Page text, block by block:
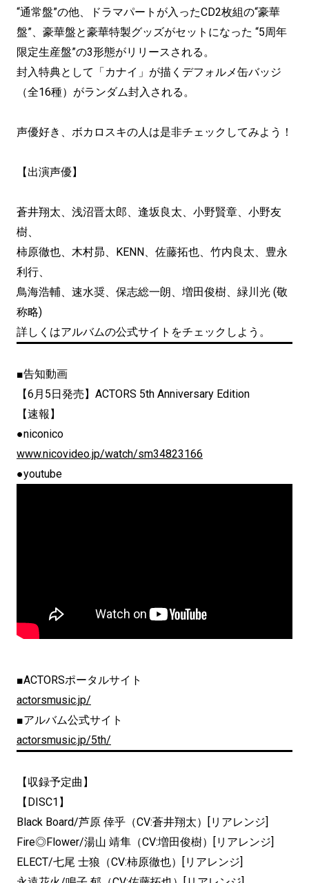
“通常盤”の他、ドラマパートが入ったCD2枚組の“豪華
盤”、豪華盤と豪華特製グッズがセットになった “5周年
限定生産盤”の3形態がリリースされる。
封入特典として「カナイ」が描くデフォルメ缶バッジ
（全16種）がランダム封入される。
声優好き、ボカロスキの人は是非チェックしてみよう！
【出演声優】
蒼井翔太、浅沼晋太郎、逢坂良太、小野賢章、小野友
樹、
柿原徹也、木村昴、KENN、佐藤拓也、竹内良太、豊永
利行、
鳥海浩輔、速水奨、保志総一朗、増田俊樹、緑川光 (敬
称略)
詳しくはアルバムの公式サイトをチェックしよう。
■告知動画
【6月5日発売】ACTORS 5th Anniversary Edition
【速報】
●niconico
www.nicovideo.jp/watch/sm34823166
●youtube
■ACTORSポータルサイト
actorsmusic.jp/
■アルバム公式サイト
actorsmusic.jp/5th/
【収録予定曲】
【DISC1】
Black Board/芦原 倖乎（CV:蒼井翔太）[リアレンジ]
Fire◎Flower/湯山 靖隼（CV:増田俊樹）[リアレンジ]
ELECT/七尾 士狼（CV:柿原徹也）[リアレンジ]